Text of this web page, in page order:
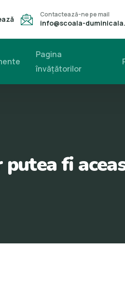
Contactează-ne pe mail
info@scoala-
Pagina
învăţătorilor
fi